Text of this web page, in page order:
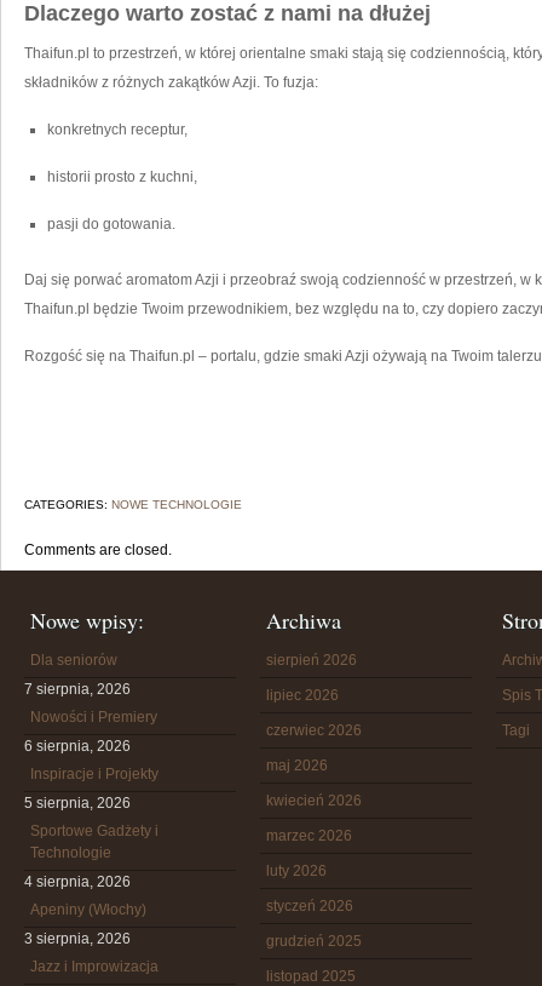
Dlaczego warto zostać z nami na dłużej
Thaifun.pl to przestrzeń, w której orientalne smaki stają się codziennością,
składników z różnych zakątków Azji. To fuzja:
konkretnych receptur,
historii prosto z kuchni,
pasji do gotowania.
Daj się porwać aromatom Azji i przeobraź swoją codzienność w przestrzeń, w
Thaifun.pl będzie Twoim przewodnikiem, bez względu na to, czy dopiero
Rozgość się na Thaifun.pl – portalu, gdzie smaki Azji ożywają na Twoim
CATEGORIES: NOWE TECHNOLOGIE
Comments are closed.
Nowe wpisy:
Dla seniorów
7 sierpnia, 2026
Nowości i Premiery
6 sierpnia, 2026
Inspiracje i Projekty
5 sierpnia, 2026
Sportowe Gadżety i
Technologie
4 sierpnia, 2026
Apeniny (Włochy)
3 sierpnia, 2026
Jazz i Improwizacja
Archiwa
sierpień 2026
lipiec 2026
czerwiec 2026
maj 2026
kwiecień 2026
marzec 2026
luty 2026
styczeń 2026
grudzień 2025
listopad 2025
Spis
Tagi